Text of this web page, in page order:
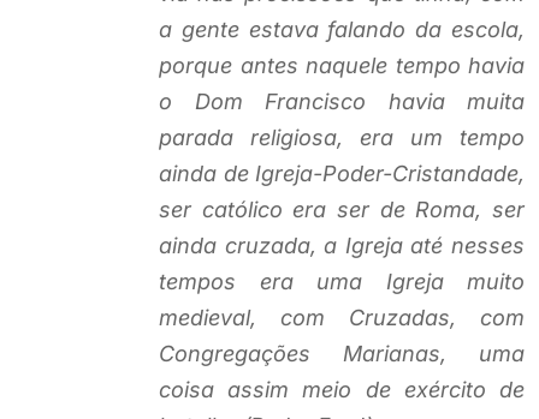
a gente estava falando da escola,
porque antes naquele tempo havia
o Dom Francisco havia muita
parada religiosa, era um tempo
ainda de Igreja-Poder-Cristandade,
ser católico era ser de Roma, ser
ainda cruzada, a Igreja até nesses
tempos era uma Igreja muito
medieval, com Cruzadas, com
Congregações Marianas, uma
coisa assim meio de exército de